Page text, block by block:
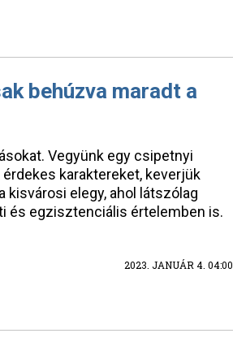
behúzva maradt a
Vegyünk egy csipetnyi
karaktereket, keverjük
elegy, ahol látszólag
és egzisztenciális értelemben is.
2023. JANUÁR 4. 04:00